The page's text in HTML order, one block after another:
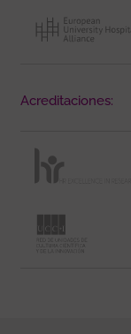
Acreditaciones: